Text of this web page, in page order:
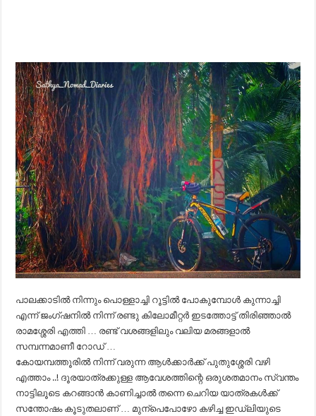
പാലക്കാടിൽ നിന്നും പൊള്ളാച്ചി റൂട്ടിൽ പോകുമ്പോൾ കുന്നാച്ചി
എന്ന് ജംഗ്ഷനിൽ നിന്ന് രണ്ടു കിലോമീറ്റർ ഇടത്തോട്ട് തിരിഞ്ഞാൽ
രാമശ്ശേരി എത്തി … രണ്ട് വശങ്ങളിലും വലിയ മരങ്ങളാൽ
സമ്പന്നമാണീ റോഡ്‌ …
കോയമ്പത്തൂരിൽ നിന്ന് വരുന്ന ആൾക്കാർക്ക് പുതുശ്ശേരി വഴി
എത്താം ..! ദൂരയാത്രക്കുള്ള ആവേശത്തിന്റെ ഒരുശതമാനം സ്വന്തം
നാട്ടിലൂടെ കറങ്ങാൻ കാണിച്ചാൽ തന്നെ ചെറിയ യാത്രകൾക്ക്
സന്തോഷം കൂടുതലാണ് … മുന്പെപോഴോ കഴിച്ച ഇഡ്‌ലിയുടെ